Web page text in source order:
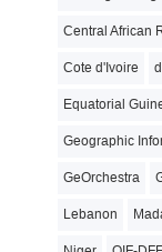
Central African
Cote d'Ivoire
Equatorial
Geographic
GeOrchestra
Lebanon